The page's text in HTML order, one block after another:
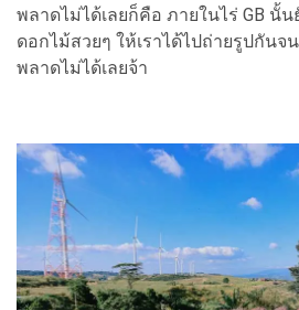
พลาดไม่ได้เลยก็คือ ภายในไร่ GB นั้น
ดอกไม้สวยๆ ให้เราได้ไปถ่ายรูปกันจ
พลาดไม่ได้เลยจ้า